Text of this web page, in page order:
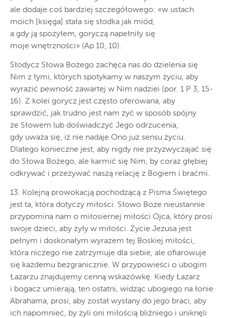
ale dodaje coś bardziej szczegółowego: «w ustach
moich [księga] stała się słodka jak miód,
a gdy ją spożyłem, goryczą napełniły się
moje wnętrzności» (Ap 10, 10).
Słodycz Słowa Bożego zachęca nas do dzielenia się
Nim z tymi, których spotykamy w naszym życiu, aby
wyrazić pewność zawartej w Nim nadziei (por. 1 P 3, 15-
16). Z kolei gorycz jest często oferowana, aby
sprawdzić, jak trudno jest nam żyć w sposób spójny
ze Słowem lub doświadczyć Jego odrzucenia,
gdy uważa się, iż nie nadaje Ono już sensu życiu.
Dlatego konieczne jest, aby nigdy nie przyzwyczajać się
do Słowa Bożego, ale karmić się Nim, by coraz głębiej
odkrywać i przeżywać naszą relację z Bogiem i braćmi.
13. Kolejną prowokacją pochodzącą z Pisma Świętego
jest ta, która dotyczy miłości. Słowo Boże nieustannie
przypomina nam o miłosiernej miłości Ojca, który prosi
swoje dzieci, aby żyły w miłości. Życie Jezusa jest
pełnym i doskonałym wyrazem tej Boskiej miłości,
która niczego nie zatrzymuje dla siebie, ale ofiarowuje
się każdemu bezgranicznie. W przypowieści o ubogim
Łazarzu znajdujemy cenną wskazówkę. Kiedy Łazarz
i bogacz umierają, ten ostatni, widząc ubogiego na łonie
Abrahama, prosi, aby został wysłany do jego braci, aby
ich napomnieć, by żyli oni miłością bliźniego i uniknęli